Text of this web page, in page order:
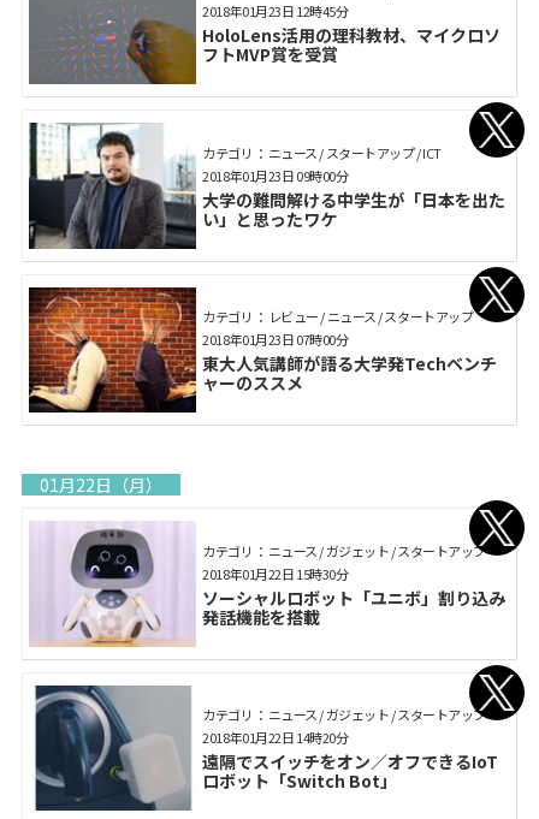
HoloLens活用の理科教材、マイクロソ
フトMVP賞を受賞
2018年01月23日 12時45分
カテゴリ： ニュース / スタートアップ / ICT
大学の難問解ける中学生が「日本を出た
い」と思ったワケ
2018年01月23日 09時00分
カテゴリ： レビュー / ニュース / スタートアップ
東大人気講師が語る大学発Techベンチ
ャーのススメ
2018年01月23日 07時00分
01月22日（月）
カテゴリ： ニュース / ガジェット / スタートアップ
ソーシャルロボット「ユニボ」割り込み
発話機能を搭載
2018年01月22日 15時30分
カテゴリ： ニュース / ガジェット / スタートアップ
遠隔でスイッチをオン／オフできるIoT
ロボット「Switch Bot」
2018年01月22日 14時20分